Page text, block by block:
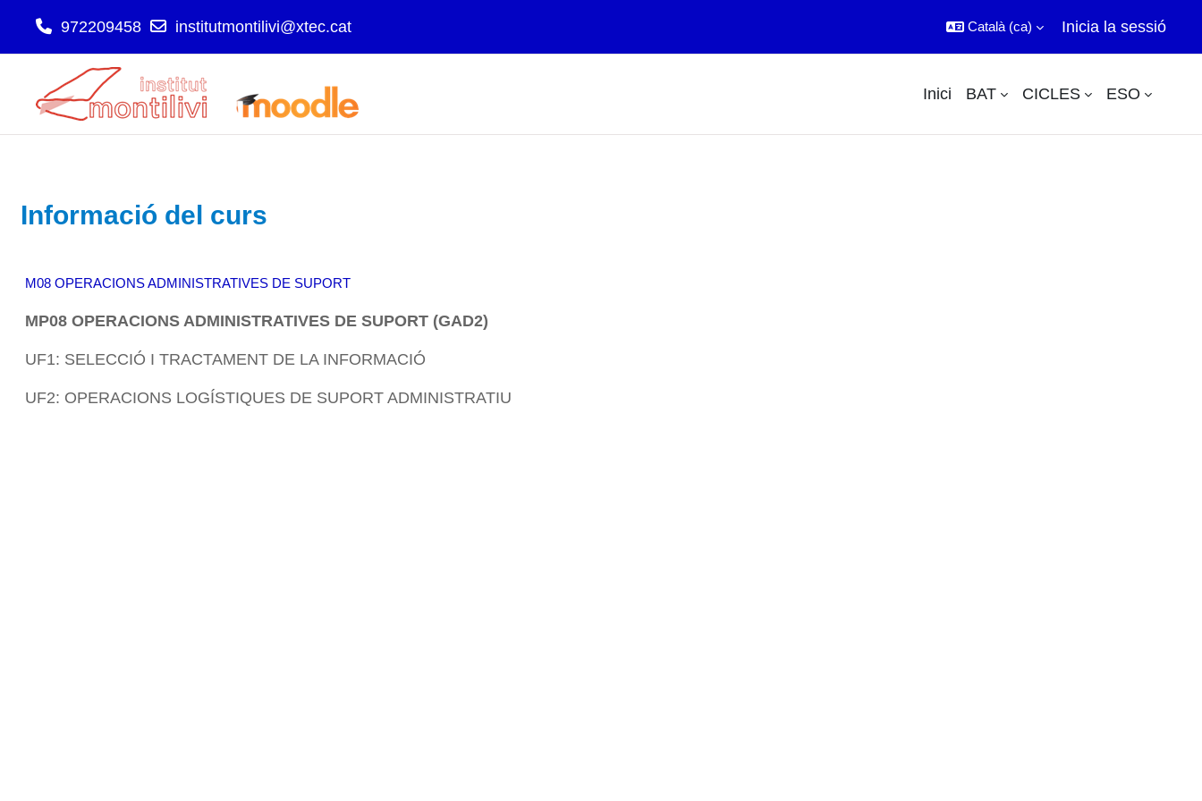
Ves al contingut principal
972209458 institutmontilivi@xtec.cat Català ‎(ca)‎ Inicia la sessió
Inici BAT CICLES ESO
Informació del curs
M08 OPERACIONS ADMINISTRATIVES DE SUPORT
MP08 OPERACIONS ADMINISTRATIVES DE SUPORT (GAD2)
UF1: SELECCIÓ I TRACTAMENT DE LA INFORMACIÓ
UF2: OPERACIONS LOGÍSTIQUES DE SUPORT ADMINISTRATIU